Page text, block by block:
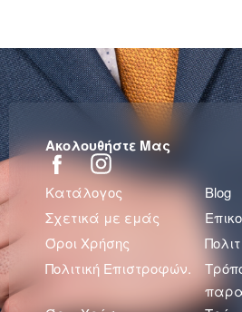
Ακολουθήστε Μας
Κατάλογος
Blog
Σχετικά με εμάς
Όροι Χρήσης
Πολιτική Επιστροφών.